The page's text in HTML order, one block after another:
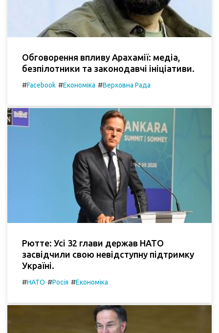
Обговорення впливу Арахамії: медіа,
безпілотники та законодавчі ініціативи.
#Facebook #Економіка #Верховна Рада
Рютте: Усі 32 глави держав НАТО
засвідчили свою невідступну підтримку
Україні.
#НАТО #Росія #Економіка